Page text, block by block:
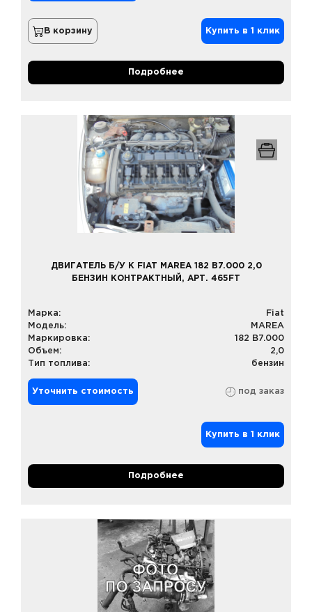
В корзину Купить в 1 клик
Подробнее
ДВИГАТЕЛЬ Б/У К FIAT MAREA 182 B7.000 2,0
БЕНЗИН КОНТРАКТНЫЙ, АРТ. 465FT
Марка:
Fiat
Модель:
MAREA
Маркировка:
182 B7.000
Объем:
2,0
Тип топлива:
бензин
Уточнить стоимость под заказ
Купить в 1 клик
Подробнее